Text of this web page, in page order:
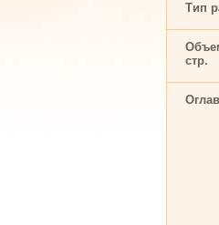
Тип
стр.